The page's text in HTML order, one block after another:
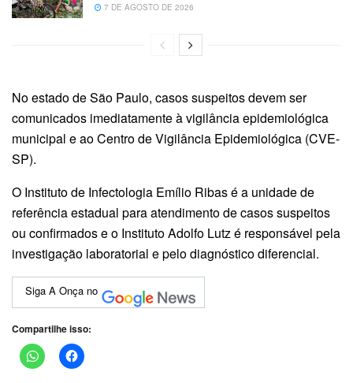
7 DE AGOSTO DE 2026
No estado de São Paulo, casos suspeitos devem ser
comunicados imediatamente à vigilância epidemiológica
municipal e ao Centro de Vigilância Epidemiológica (CVE-
SP).
O Instituto de Infectologia Emílio Ribas é a unidade de
referência estadual para atendimento de casos suspeitos
ou confirmados e o Instituto Adolfo Lutz é responsável pela
investigação laboratorial e pelo diagnóstico diferencial.
Siga A Onça no
Compartilhe isso: